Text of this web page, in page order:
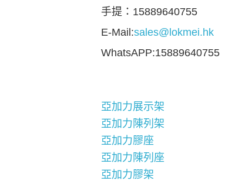
手提：15889640755
E-Mail:sales@lokmei.hk
WhatsAPP:15889640755
亞加力展示架
亞加力陳列架
亞加力膠座
亞加力陳列座
亞加力膠架